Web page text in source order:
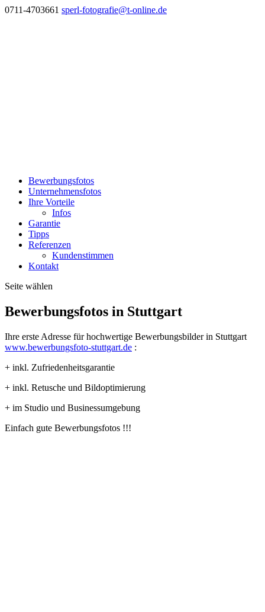
0711-4703661 sperl-fotografie@t-online.de
Bewerbungsfotos
Unternehmensfotos
Ihre Vorteile
Infos
Garantie
Tipps
Referenzen
Kundenstimmen
Kontakt
Seite wählen
Bewerbungsfotos in Stuttgart
Ihre erste Adresse für hochwertige Bewerbungsbilder in Stuttgart
www.bewerbungsfoto-stuttgart.de :
+ inkl. Zufriedenheitsgarantie
+ inkl. Retusche und Bildoptimierung
+ im Studio und Businessumgebung
Einfach gute Bewerbungsfotos !!!